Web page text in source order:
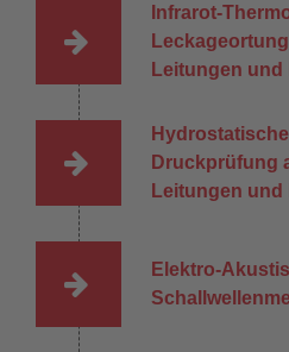
Infrarot-
Leitungen
Druckprüfung
Leitungen
Elektro-